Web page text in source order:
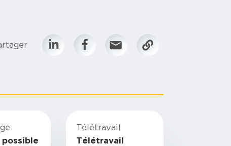
possible
Télétravail
Télétravail